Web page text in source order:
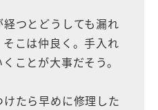
つとどうしても漏れ
こは仲良く。手入れ
ことが大事だそう。
たら早めに修理した